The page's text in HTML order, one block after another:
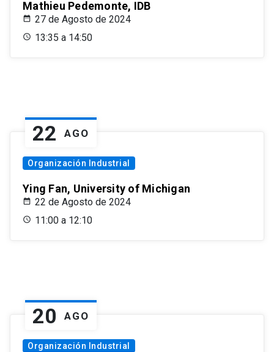
Mathieu Pedemonte, IDB
27 de Agosto de 2024
13:35 a 14:50
22 AGO
Organización Industrial
Ying Fan, University of Michigan
22 de Agosto de 2024
11:00 a 12:10
20 AGO
Organización Industrial